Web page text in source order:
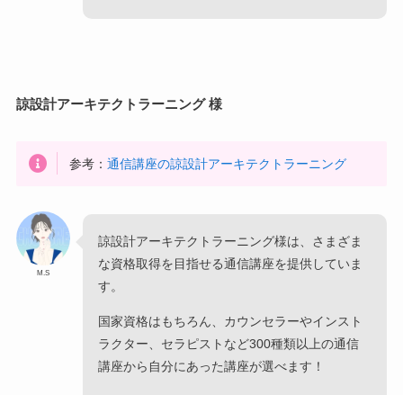
諒設計アーキテクトラーニング 様
参考：通信講座の諒設計アーキテクトラーニング
M.S
諒設計アーキテクトラーニング様は、さまざま
な資格取得を目指せる通信講座を提供していま
す。
国家資格はもちろん、カウンセラーやインスト
ラクター、セラピストなど300種類以上の通信
講座から自分にあった講座が選べます！